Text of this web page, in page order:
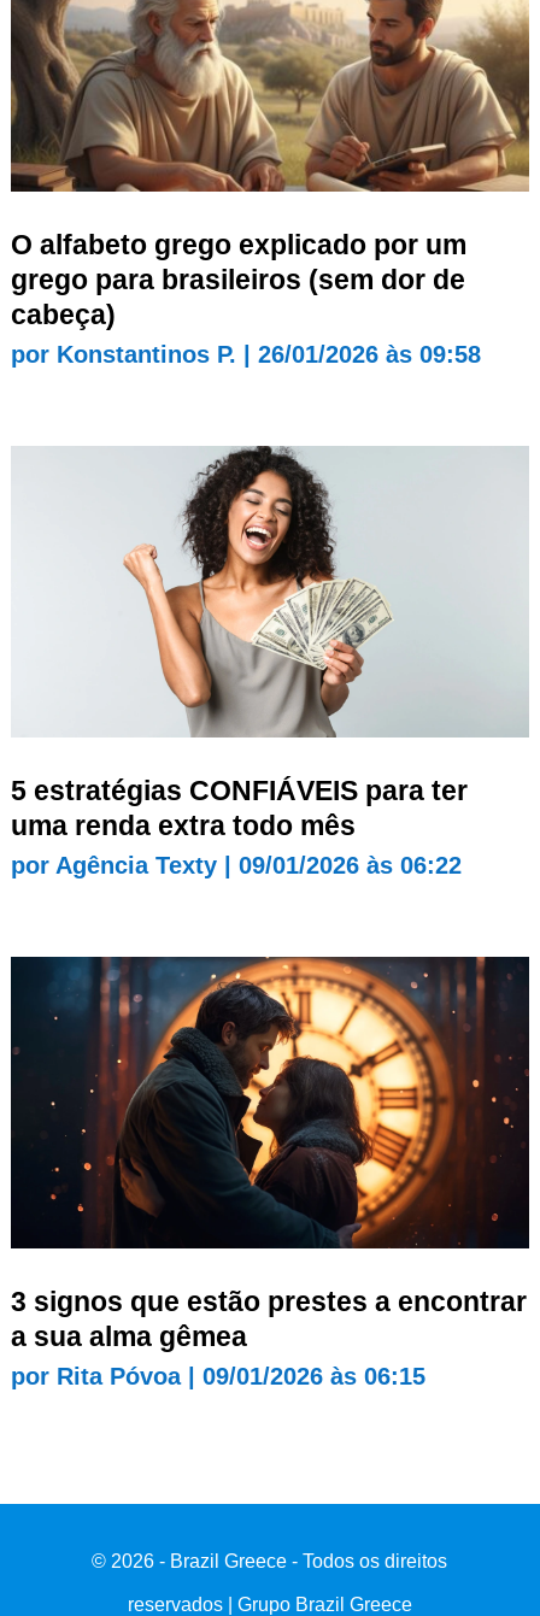
O alfabeto grego explicado por um
grego para brasileiros (sem dor de
cabeça)
por Konstantinos P. 26/01/2026 às 09:58
5 estratégias CONFIÁVEIS para ter
uma renda extra todo mês
por Agência Texty| 09/01/2026 às 06:22
3 signos que estão prestes a encontrar
a sua alma gêmea
por Rita Póvoa| 09/01/2026 às 06:15
© 2026 - Brazil Greece - Todos os direitos
reservados | Grupo Brazil Greece